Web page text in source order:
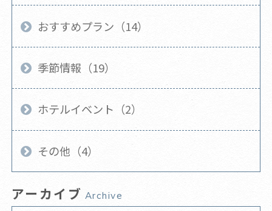
おすすめプラン（14）
季節情報（19）
ホテルイベント（2）
その他（4）
アーカイブ Archive